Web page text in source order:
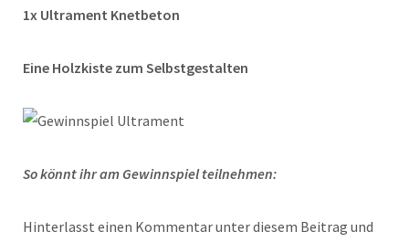
1x Ultrament Knetbeton
Eine Holzkiste zum Selbstgestalten
So könnt ihr am Gewinnspiel teilnehmen:
Hinterlasst einen Kommentar unter diesem Beitrag und